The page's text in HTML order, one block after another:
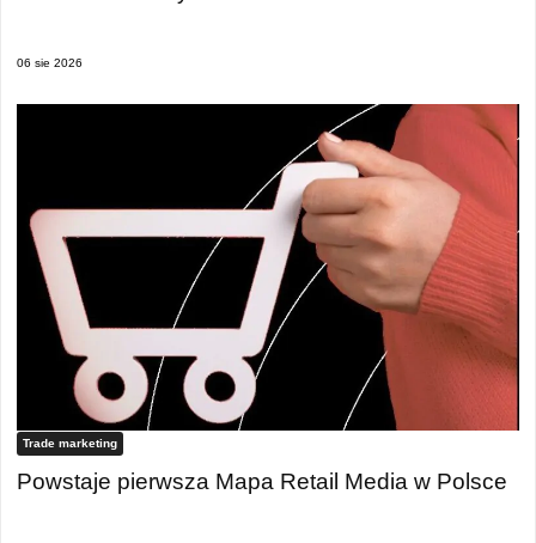
06 sie 2026
Trade marketing
Powstaje pierwsza Mapa Retail Media w Polsce